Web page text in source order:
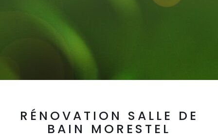
RÉNOVATION SALLE DE
BAIN MORESTEL